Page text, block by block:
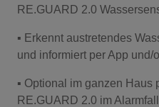
RE.GUARD 2.0
▪ Erkennt austretendes
und informiert per App und/
▪ Optional im ganzen Haus
RE.GUARD 2.0 im Alarmfall